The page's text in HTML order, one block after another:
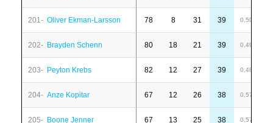
201- Oliver Ekman-Larsson 78 8 31 39 0,50
202- Brayden Schenn 80 18 21 39 0,49
203- Peyton Krebs 82 12 27 39 0,48
204- Anze Kopitar 67 12 26 38 0,57
205- Boone Jenner 67 13 25 38 0,57